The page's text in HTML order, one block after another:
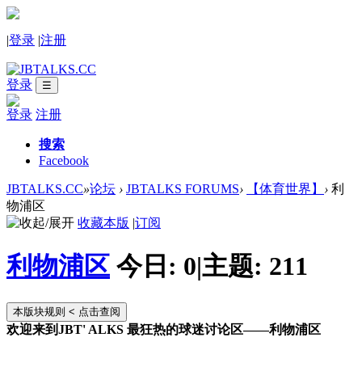
|登录 |注册
登录 ☰
登录 注册
搜索
Facebook
JBTALKS.CC»论坛 › JBTALKS FORUMS› 【体育世界】 › 利
物浦区
收藏本版 |订阅
利物浦区 今日: 0|主题: 211
本版块规则 < 点击查阅
欢迎来到JBT' ALKS 最狂热的球迷讨论区——利物浦区